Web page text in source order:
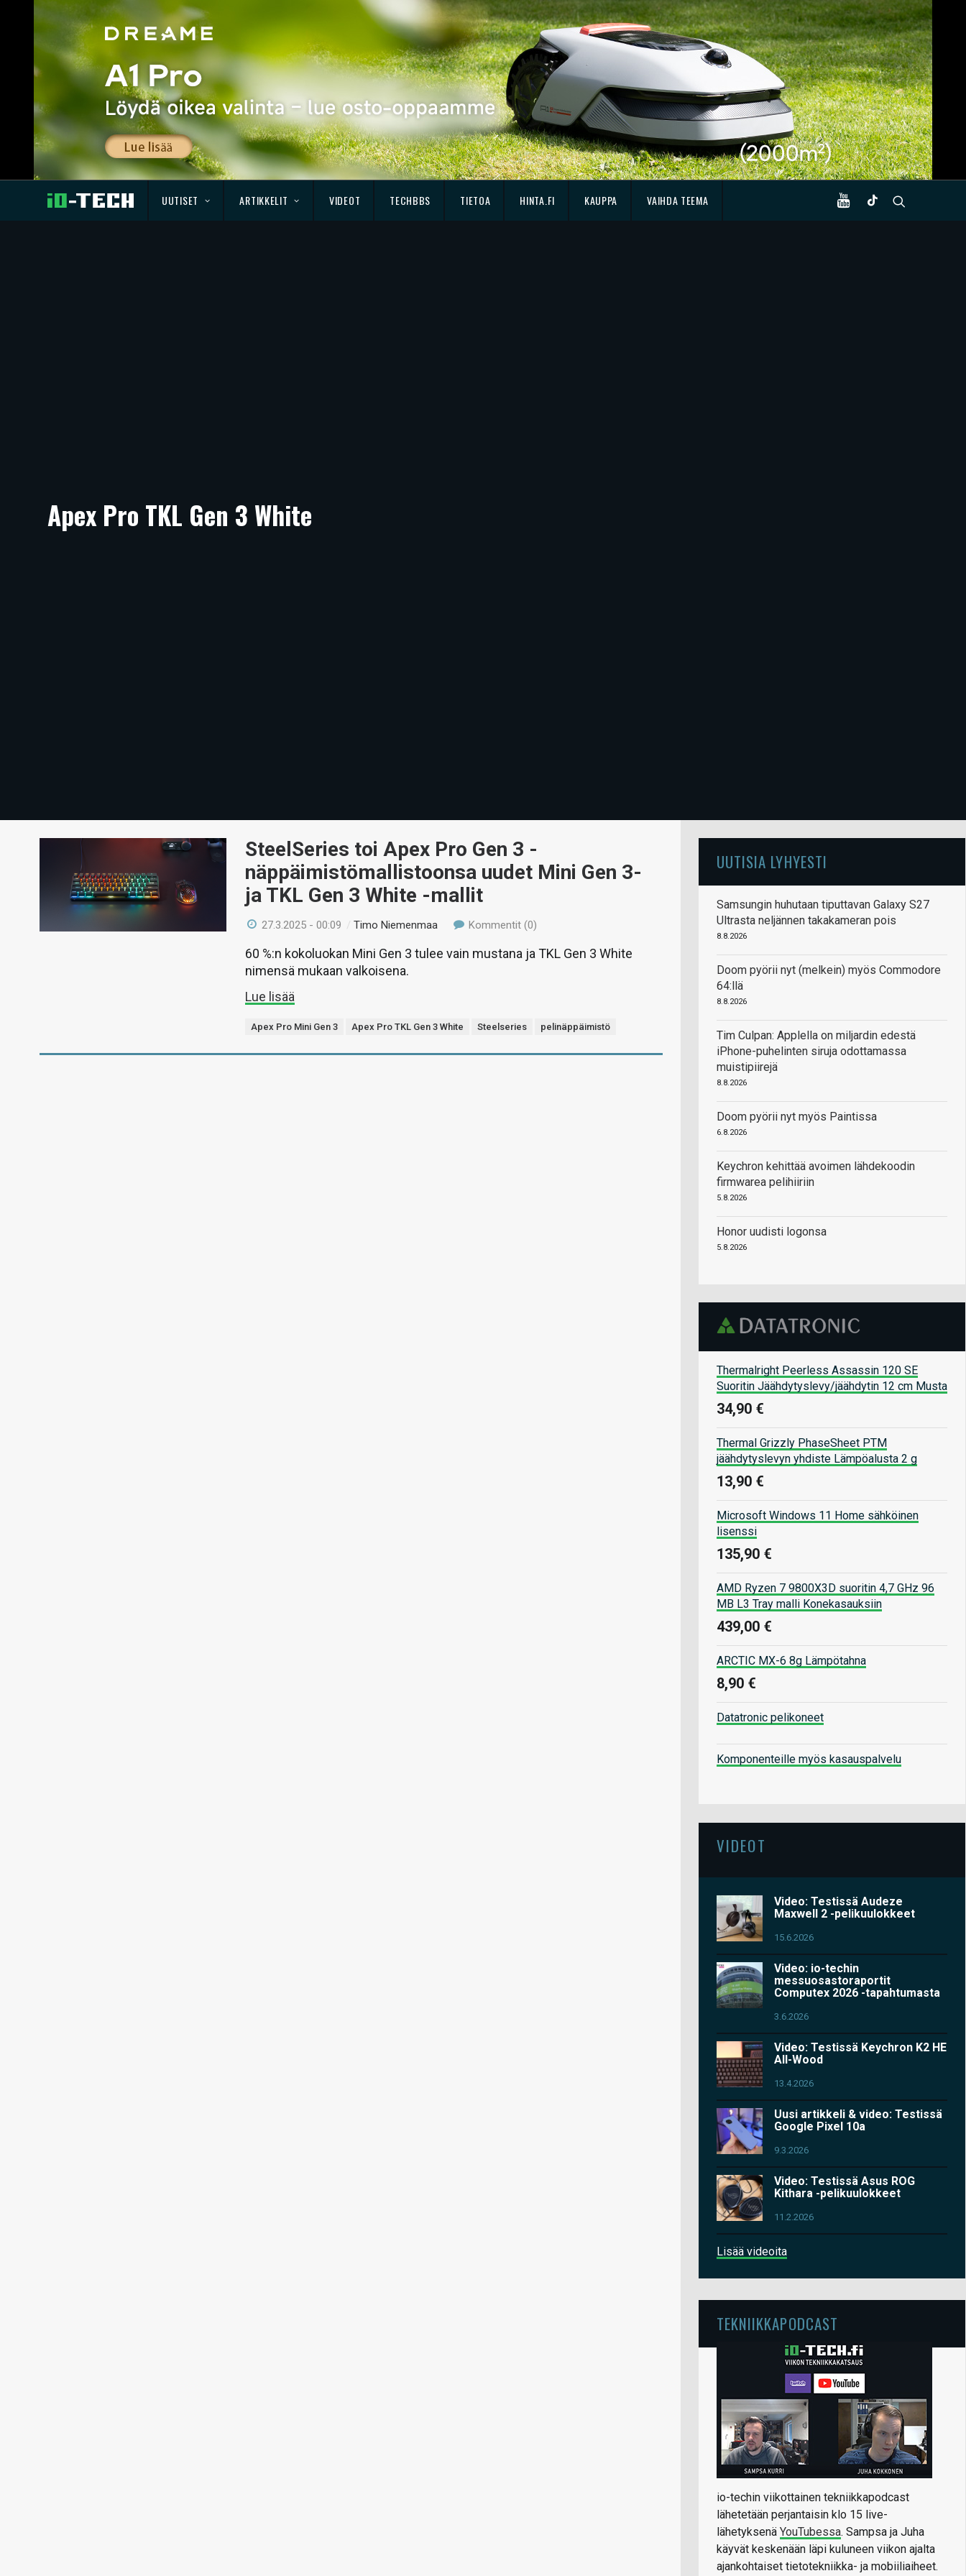
UUTISET ARTIKKELIT VIDEOT TECHBBS TIETOA HINTA.FI KAUPPA VAIHDA TEEMA
Apex Pro TKL Gen 3 White
SteelSeries toi Apex Pro Gen 3 -
näppäimistömallistoonsa uudet Mini Gen 3-
ja TKL Gen 3 White -mallit
27.3.2025 - 00:09 /Timo Niemenmaa Kommentit (0)
60 %:n kokoluokan Mini Gen 3 tulee vain mustana ja TKL Gen 3 White
nimensä mukaan valkoisena.
Lue lisää
Apex Pro Mini Gen 3 Apex Pro TKL Gen 3 White Steelseries pelinäppäimistö
UUTISIA LYHYESTI
Samsungin huhutaan tiputtavan Galaxy S27
Ultrasta neljännen takakameran pois
8.8.2026
Doom pyörii nyt (melkein) myös Commodore
64:llä
8.8.2026
Tim Culpan: Applella on miljardin edestä
iPhone-puhelinten siruja odottamassa
muistipiirejä
8.8.2026
Doom pyörii nyt myös Paintissa
6.8.2026
Keychron kehittää avoimen lähdekoodin
firmwarea pelihiiriin
5.8.2026
Honor uudisti logonsa
5.8.2026
Thermalright Peerless Assassin 120 SE
Suoritin Jäähdytyslevy/jäähdytin 12 cm Musta
34,90 €
Thermal Grizzly PhaseSheet PTM
jäähdytyslevyn yhdiste Lämpöalusta 2 g
13,90 €
Microsoft Windows 11 Home sähköinen
lisenssi
135,90 €
AMD Ryzen 7 9800X3D suoritin 4,7 GHz 96
MB L3 Tray malli Konekasauksiin
439,00 €
ARCTIC MX-6 8g Lämpötahna
8,90 €
Datatronic pelikoneet
Komponenteille myös kasauspalvelu
VIDEOT
Video: Testissä Audeze
Maxwell 2 -pelikuulokkeet
15.6.2026
Video: io-techin
messuosastoraportit
Computex 2026 -tapahtumasta
3.6.2026
Video: Testissä Keychron K2 HE
All-Wood
13.4.2026
Uusi artikkeli & video: Testissä
Google Pixel 10a
9.3.2026
Video: Testissä Asus ROG
Kithara -pelikuulokkeet
11.2.2026
Lisää videoita
TEKNIIKKAPODCAST
io-techin viikottainen tekniikkapodcast
lähetetään perjantaisin klo 15 live-
lähetyksenä YouTubessa. Sampsa ja Juha
käyvät keskenään läpi kuluneen viikon ajalta
ajankohtaiset tietotekniikka- ja mobiiliaiheet.